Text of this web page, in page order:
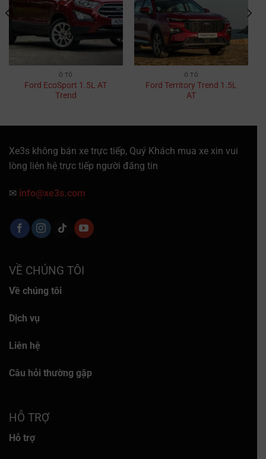
Ô TÔ
Ford EcoSport 1.5L AT
Trend
Ô TÔ
Ford Territory Trend 1.5L
AT
Xe3s không bán xe trực tiếp, Quý Khách mua xe xin vui
lòng liên hệ trực tiếp người đăng tin
✉ info@xe3s.com
VỀ CHÚNG TÔI
Về chúng tôi
Dịch vụ
Liên hệ
Câu hỏi thường gặp
HỖ TRỢ
Hỗ trợ